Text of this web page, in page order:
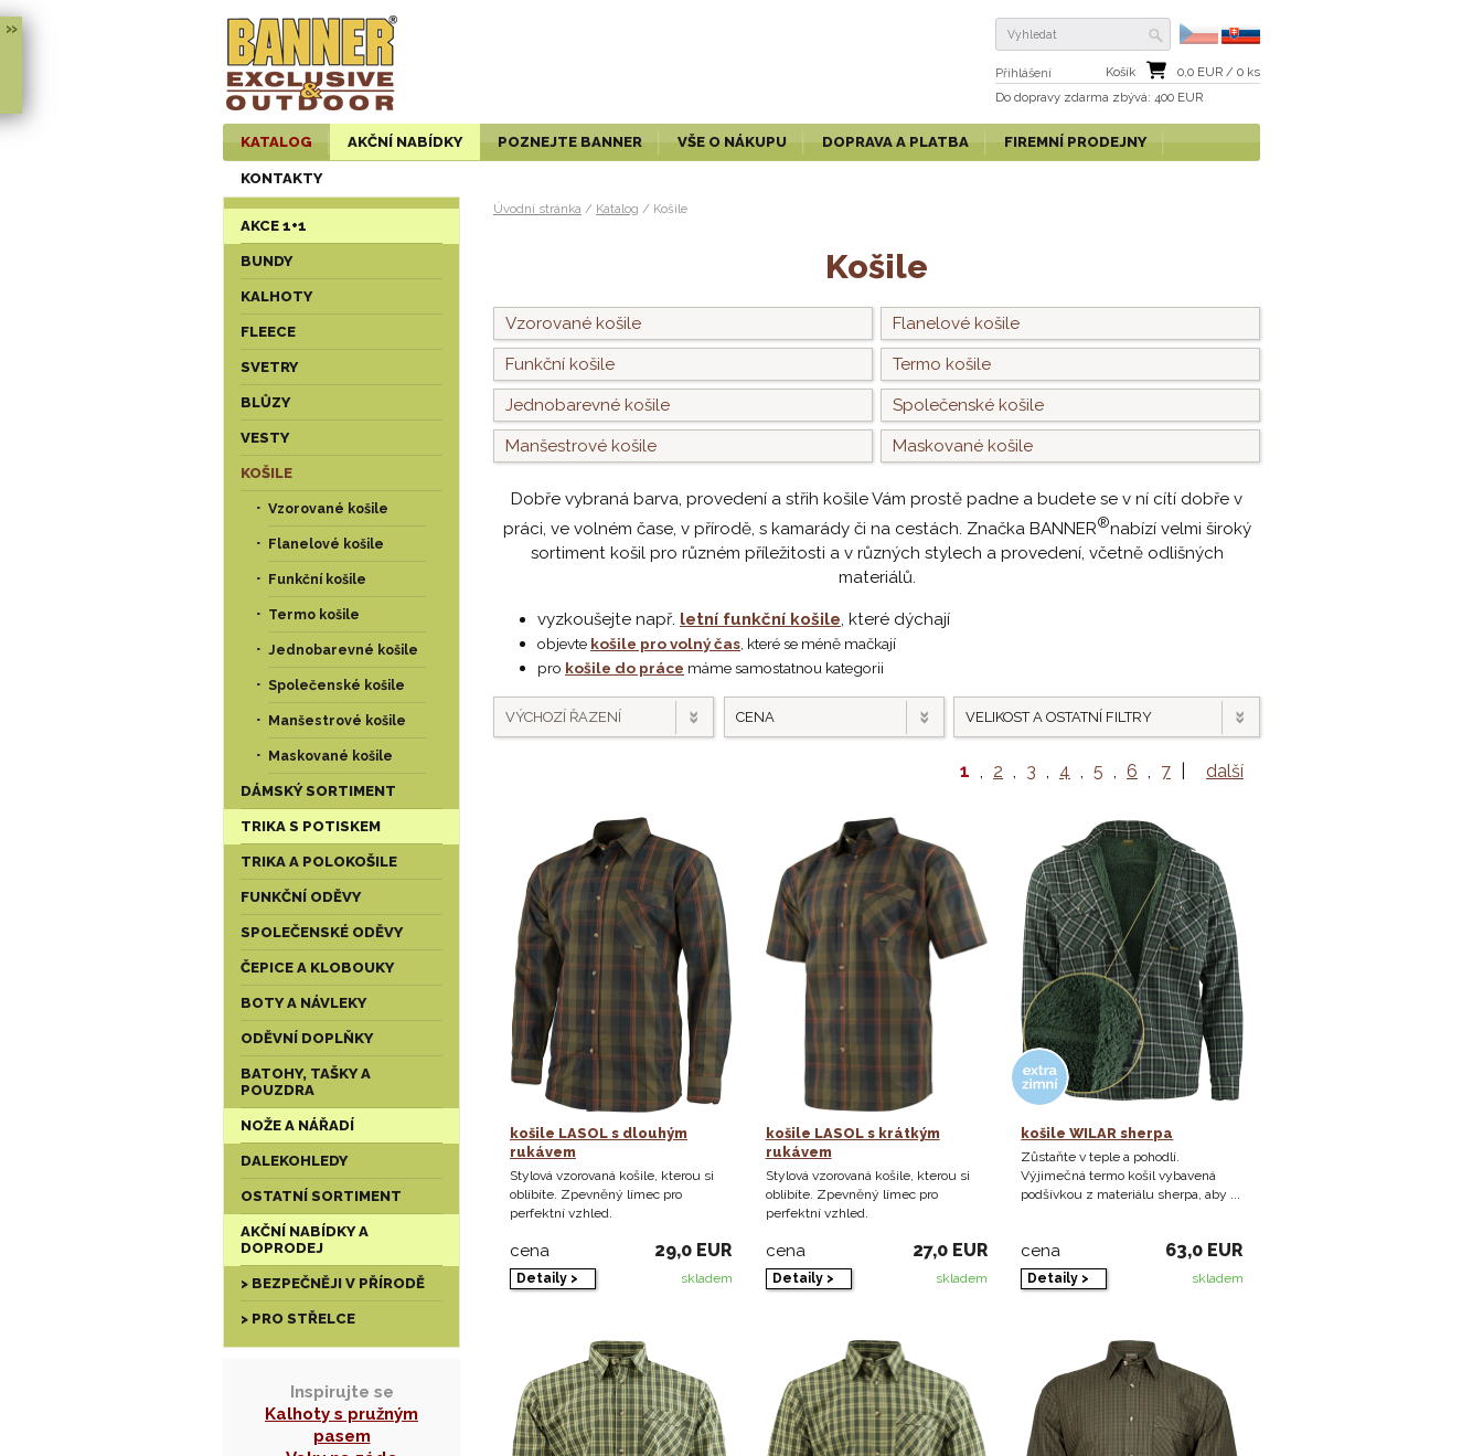
»
Přihlášení Košík 0,0 EUR / 0 ks
Do dopravy zdarma zbývá: 400 EUR
KATALOG AKČNÍ NABÍDKY POZNEJTE BANNER VŠE O NÁKUPU DOPRAVA A PLATBA FIREMNÍ PRODEJNY
KONTAKTY
AKCE 1+1
BUNDY
KALHOTY
FLEECE
SVETRY
BLŮZY
VESTY
KOŠILE
Vzorované košile
Flanelové košile
Funkční košile
Termo košile
Jednobarevné košile
Společenské košile
Manšestrové košile
Maskované košile
DÁMSKÝ SORTIMENT
TRIKA S POTISKEM
TRIKA A POLOKOŠILE
FUNKČNÍ ODĚVY
SPOLEČENSKÉ ODĚVY
ČEPICE A KLOBOUKY
BOTY A NÁVLEKY
ODĚVNÍ DOPLŇKY
BATOHY, TAŠKY A
POUZDRA
NOŽE A NÁŘADÍ
DALEKOHLEDY
OSTATNÍ SORTIMENT
AKČNÍ NABÍDKY A
DOPRODEJ
> BEZPEČNĚJI V PŘÍRODĚ
> PRO STŘELCE
Inspirujte se
Kalhoty s pružným
pasem
Úvodní stránka / Katalog / Košile
Košile
Vzorované košile Flanelové košile
Funkční košile Termo košile
Jednobarevné košile Společenské košile
Manšestrové košile Maskované košile
Dobře vybraná barva, provedení a střih košile Vám prostě padne a budete se v ní cítí dobře v
práci, ve volném čase, v přírodě, s kamarády či na cestách. Značka BANNER®nabízí velmi široký
sortiment košil pro různém příležitosti a v různých stylech a provedení, včetně odlišných
materiálů.
vyzkoušejte např. letní funkční košile , které dýchají
objevte košile pro volný čas , které se méně mačkají
pro košile do práce máme samostatnou kategorii
VÝCHOZÍ ŘAZENÍ CENA VELIKOST A OSTATNÍ FILTRY
1 2 3 4 5 6 7 další
košile LASOL s dlouhým
rukávem
Stylová vzorovaná košile, kterou si
oblíbíte. Zpevněný límec pro
perfektní vzhled.
cena 29,0 EUR
Detaily > skladem
košile LASOL s krátkým
rukávem
Stylová vzorovaná košile, kterou si
oblíbíte. Zpevněný límec pro
perfektní vzhled.
cena 27,0 EUR
Detaily > skladem
košile WILAR sherpa
Zůstaňte v teple a pohodlí.
Výjimečná termo košil vybavená
podšívkou z materiálu sherpa, aby ...
cena 63,0 EUR
Detaily > skladem